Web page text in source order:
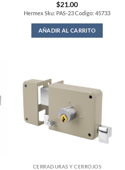
$21.00
Hermex Sku: PAS-23 Codigo: 45733
AÑADIR AL CARRITO
CERRADURAS Y CERROJOS